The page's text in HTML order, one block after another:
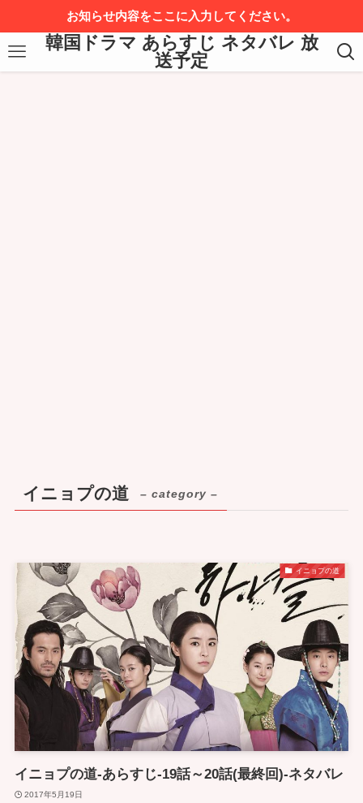
お知らせ内容をここに入力してください。
韓国ドラマ あらすじ ネタバレ 放
送予定
イニョプの道 – category –
イニョプの道
イニョプの道-あらすじ-19話～20話(最終回)-ネタバレ
2017年5月19日